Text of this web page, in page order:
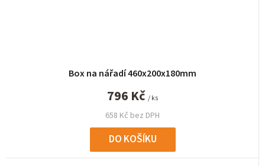
Box na nářadí 460x200x180mm
658 Kč bez DPH
796 Kč / ks
DO KOŠÍKU